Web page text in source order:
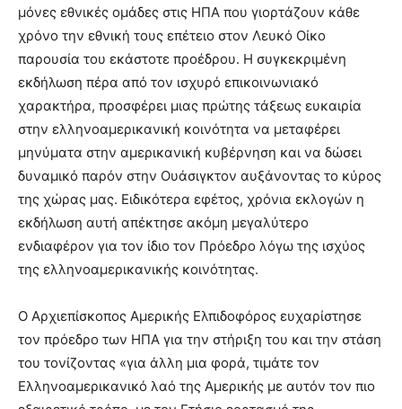
μόνες εθνικές ομάδες στις ΗΠΑ που γιορτάζουν κάθε
χρόνο την εθνική τους επέτειο στον Λευκό Οίκο
παρουσία του εκάστοτε προέδρου. Η συγκεκριμένη
εκδήλωση πέρα από τον ισχυρό επικοινωνιακό
χαρακτήρα, προσφέρει μιας πρώτης τάξεως ευκαιρία
στην ελληνοαμερικανική κοινότητα να μεταφέρει
μηνύματα στην αμερικανική κυβέρνηση και να δώσει
δυναμικό παρόν στην Ουάσιγκτον αυξάνοντας το κύρος
της χώρας μας. Ειδικότερα εφέτος, χρόνια εκλογών η
εκδήλωση αυτή απέκτησε ακόμη μεγαλύτερο
ενδιαφέρον για τον ίδιο τον Πρόεδρο λόγω της ισχύος
της ελληνοαμερικανικής κοινότητας.
Ο Αρχιεπίσκοπος Αμερικής Ελπιδοφόρος ευχαρίστησε
τον πρόεδρο των ΗΠΑ για την στήριξη του και την στάση
του τονίζοντας «για άλλη μια φορά, τιμάτε τον
Ελληνοαμερικανικό λαό της Αμερικής με αυτόν τον πιο